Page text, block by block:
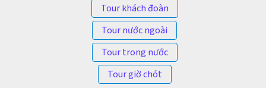
Tour khách đoàn
Tour nước ngoài
Tour trong nước
Tour giờ chót